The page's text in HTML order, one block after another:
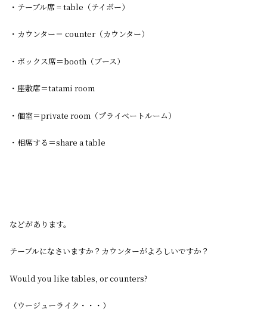
・テーブル席 = table（テイボー）
・カウンター＝ counter（カウンター）
・ボックス席＝booth（ブース）
・座敷席＝tatami room
・個室＝private room（プライベートルーム）
・相席する＝share a table
などがあります。
テーブルになさいますか？カウンターがよろしいですか？
Would you like tables, or counters?
（ウージューライク・・・）